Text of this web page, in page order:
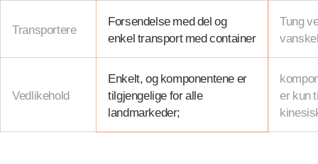
Transportere
Forsendelse med del og
enkel transport med container
Tung
Vedlikehold
Enkelt, og komponentene er
tilgjengelige for alle
landmarkeder;
er kun